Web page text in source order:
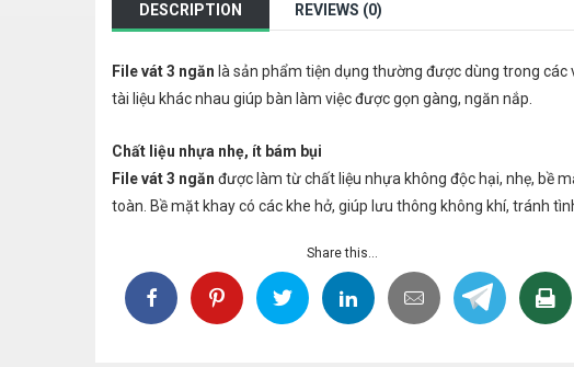
DESCRIPTION REVIEWS (0)
File vát 3 ngăn là sản phẩm tiện dụng thường được dùng trong
tài liệu khác nhau giúp bàn làm việc được gọn gàng, ngăn nắp.
Chất liệu nhựa nhẹ, ít bám bụi
File vát 3 ngăn được làm từ chất liệu nhựa không độc hại, nhẹ, bề
toàn. Bề mặt khay có các khe hở, giúp lưu thông không khí, tránh
Share this...